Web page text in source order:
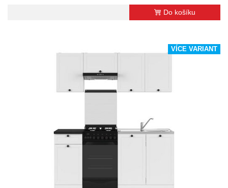
Do košíku
VÍCE VARIANT